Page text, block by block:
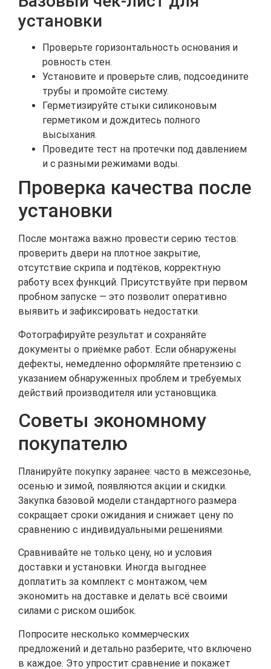
установки
Проверьте горизонтальность основания и
ровность стен.
Установите и проверьте слив, подсоедините
трубы и промойте систему.
Герметизируйте стыки силиконовым
герметиком и дождитесь полного
высыхания.
Проведите тест на протечки под давлением
и с разными режимами воды.
Проверка качества после
установки
После монтажа важно провести серию тестов:
проверить двери на плотное закрытие,
отсутствие скрипа и подтёков, корректную
работу всех функций. Присутствуйте при первом
пробном запуске — это позволит оперативно
выявить и зафиксировать недостатки.
Фотографируйте результат и сохраняйте
документы о приёмке работ. Если обнаружены
дефекты, немедленно оформляйте претензию с
указанием обнаруженных проблем и требуемых
действий производителя или установщика.
Советы экономному
покупателю
Планируйте покупку заранее: часто в межсезонье,
осенью и зимой, появляются акции и скидки.
Закупка базовой модели стандартного размера
сокращает сроки ожидания и снижает цену по
сравнению с индивидуальными решениями.
Сравнивайте не только цену, но и условия
доставки и установки. Иногда выгоднее
доплатить за комплект с монтажом, чем
экономить на доставке и делать всё своими
силами с риском ошибок.
Попросите несколько коммерческих
предложений и детально разберите, что включено
в каждое. Это упростит сравнение и покажет